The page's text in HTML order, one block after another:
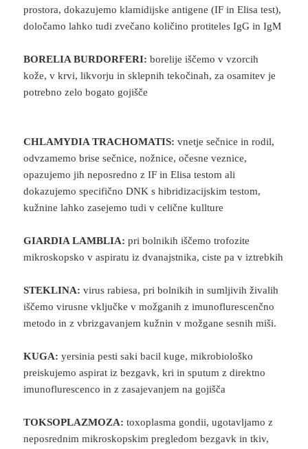
prostora, dokazujemo klamidijske antigene (IF in Elisa test),
določamo lahko tudi zvečano količino protiteles IgG in IgM
BORELIA BURDORFERI:borelije iščemo v vzorcih
kože, v krvi, likvorju in sklepnih tekočinah, za osamitev je
potrebno zelo bogato gojišče
CHLAMYDIA TRACHOMATIS:vnetje sečnice in rodil,
odvzamemo brise sečnice, nožnice, očesne veznice,
opazujemo jih neposredno z IF in Elisa testom ali
dokazujemo specifično DNK s hibridizacijskim testom,
kužnine lahko zasejemo tudi v celične kullture
GIARDIA LAMBLIA: pri bolnikih iščemo trofozite
mikroskopsko v aspiratu iz dvanajstnika, ciste pa v iztrebkih
STEKLINA:virus rabiesa, pri bolnikih in sumljivih živalih
iščemo virusne vključke v možganih z imunoflurescenčno
metodo in z vbrizgavanjem kužnin v možgane sesnih miši.
KUGA:yersinia pesti saki bacil kuge, mikrobiološko
preiskujemo aspirat iz bezgavk, kri in sputum z direktno
imunoflurescenco in z zasajevanjem na gojišča
TOKSOPLAZMOZA:toxoplasma gondii, ugotavljamo z
neposrednim mikroskopskim pregledom bezgavk in tkiv,